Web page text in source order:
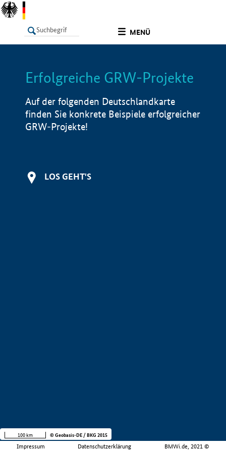
MENÜ
LISTE Info
Erfolgreiche GRW-Projekte
Auf der folgenden Deutschlandkarte
finden Sie konkrete Beispiele erfolgreicher
GRW-Projekte!
LOS GEHT'S
Impressum Datenschutzerklärung BMWi.de, 2021 ©
100 km © Geobasis-DE / BKG 2015